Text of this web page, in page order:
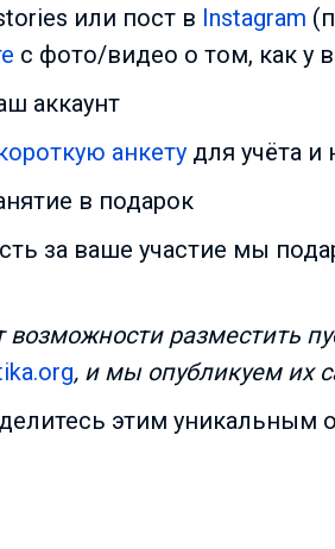
или пост в Instagram
с фото/видео о том, как у
аккаунт
анкетудля учёта и
в подарок
за ваше участие мы
возможности разместить
, и мы опубликуем их
этим уникальным